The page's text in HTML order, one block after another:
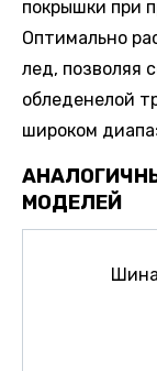
покрышки при
Оптимально
лед, позволяя
обледенелой
широком
МОДЕЛЕЙ
Шина